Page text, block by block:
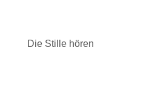
Die Stille hören